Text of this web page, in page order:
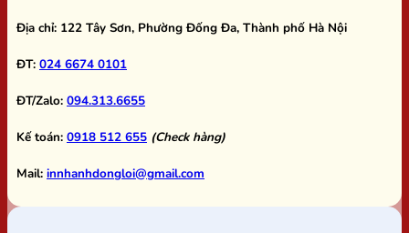
Địa chỉ: 122 Tây Sơn, Phường Đống Đa, Thành phố Hà Nội
ĐT: 024 6674 0101
ĐT/Zalo: 094.313.6655
Kế toán: 0918 512 655 (Check hàng)
Mail: innhanhdongloi@gmail.com